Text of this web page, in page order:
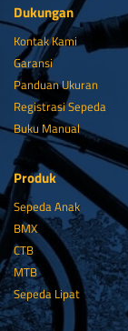
Dukungan
Kontak Kami
Garansi
Panduan Ukuran
Registrasi Sepeda
Buku Manual
Produk
Sepeda Anak
BMX
CTB
MTB
Sepeda Lipat